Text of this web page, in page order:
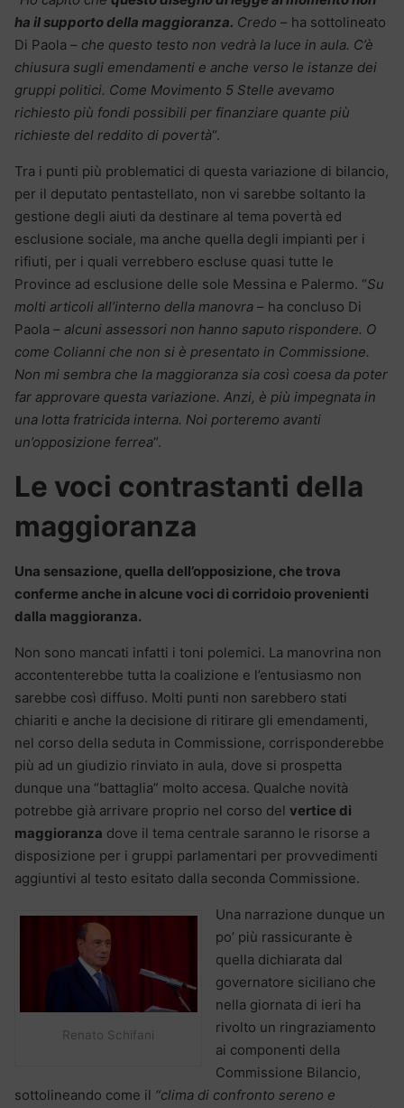
ha il supporto della maggioranza. Credo – ha sottolineato
Di Paola – che questo testo non vedrà la luce in aula. C’è
chiusura sugli emendamenti e anche verso le istanze dei
gruppi politici. Come Movimento 5 Stelle avevamo
richiesto più fondi possibili per finanziare quante più
richieste del reddito di povertà“.
Tra i punti più problematici di questa variazione di bilancio,
per il deputato pentastellato, non vi sarebbe soltanto la
gestione degli aiuti da destinare al tema povertà ed
esclusione sociale, ma anche quella degli impianti per i
rifiuti, per i quali verrebbero escluse quasi tutte le
Province ad esclusione delle sole Messina e Palermo. “Su
molti articoli all’interno della manovra – ha concluso Di
Paola – alcuni assessori non hanno saputo rispondere. O
come Colianni che non si è presentato in Commissione.
Non mi sembra che la maggioranza sia così coesa da poter
far approvare questa variazione. Anzi, è più impegnata in
una lotta fratricida interna. Noi porteremo avanti
un’opposizione ferrea“.
Le voci contrastanti della
maggioranza
Una sensazione, quella dell’opposizione, che trova
conferme anche in alcune voci di corridoio provenienti
dalla maggioranza.
Non sono mancati infatti i toni polemici. La manovrina non
accontenterebbe tutta la coalizione e l’entusiasmo non
sarebbe così diffuso. Molti punti non sarebbero stati
chiariti e anche la decisione di ritirare gli emendamenti,
nel corso della seduta in Commissione, corrisponderebbe
più ad un giudizio rinviato in aula, dove si prospetta
dunque una “battaglia” molto accesa. Qualche novità
potrebbe già arrivare proprio nel corso del vertice di
maggioranza dove il tema centrale saranno le risorse a
disposizione per i gruppi parlamentari per provvedimenti
aggiuntivi al testo esitato dalla seconda Commissione.
Renato Schifani
Una narrazione dunque un
po’ più rassicurante è
quella dichiarata dal
governatore siciliano che
nella giornata di ieri ha
rivolto un ringraziamento
ai componenti della
Commissione Bilancio,
sottolineando come il “clima di confronto sereno e